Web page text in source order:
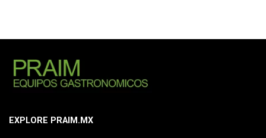
EXPLORE PRAIM.MX